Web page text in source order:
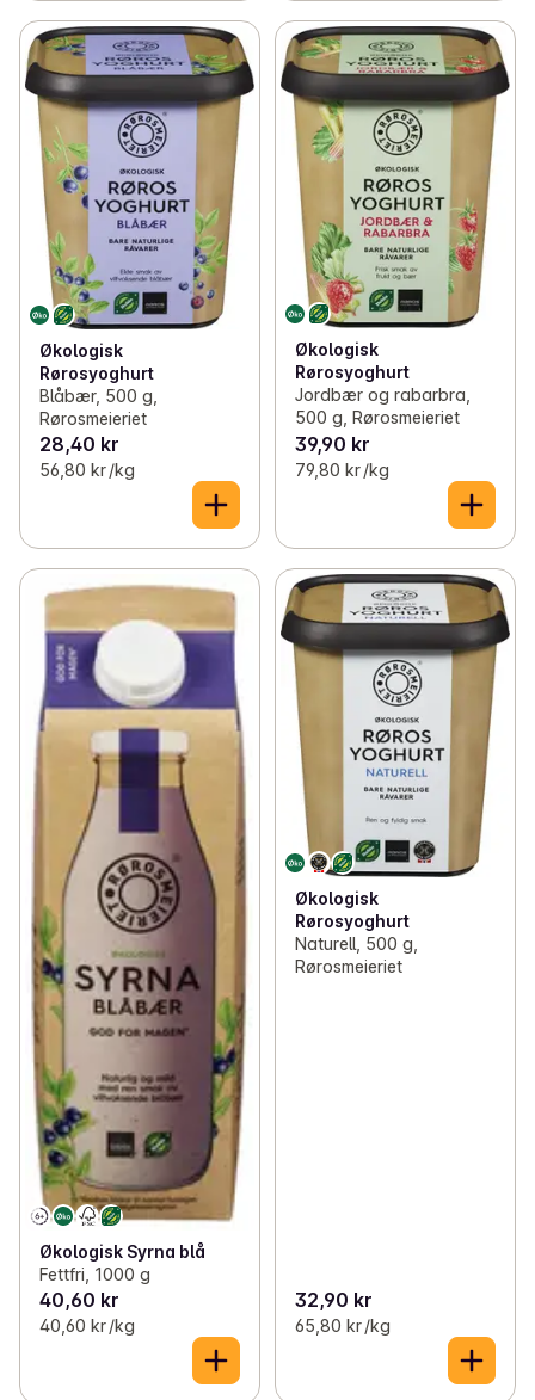
Økologisk
Rørosyoghurt
Blåbær, 500 g,
Rørosmeieriet
28,40 kr
56,80 kr /kg
Økologisk
Rørosyoghurt
Jordbær og rabarbra,
500 g, Rørosmeieriet
39,90 kr
79,80 kr /kg
Økologisk Syrna blå
Fettfri, 1000 g
40,60 kr
40,60 kr /kg
Økologisk
Rørosyoghurt
Naturell, 500 g,
Rørosmeieriet
32,90 kr
65,80 kr /kg